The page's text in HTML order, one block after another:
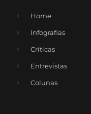
Home
Infografias
Críticas
Entrevistas
Colunas